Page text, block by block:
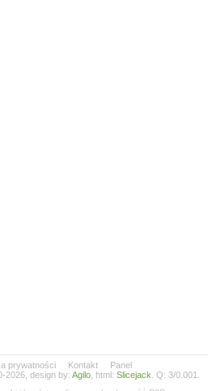
prywatności Kontakt
Panel
2026, design by: Agilo , html: Slicejack . Q: 3/0.001.